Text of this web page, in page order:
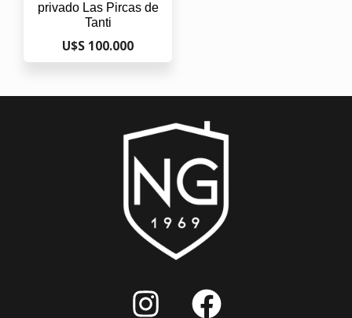
privado Las Pircas de
Tanti
U$S 100.000